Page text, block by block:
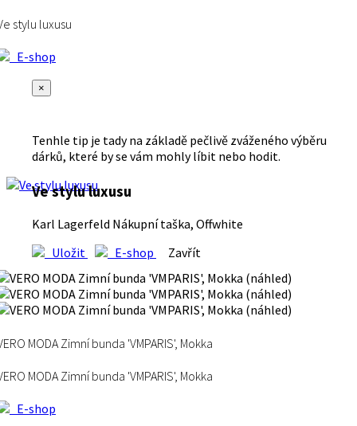
stylu luxusu
E-shop
×
Tenhle tip je tady na základě pečlivě zváženého výběru
dárků, které by se vám mohly líbit nebo hodit.
Ve stylu luxusu
Karl Lagerfeld Nákupní taška, Offwhite
Uložit
E-shop Zavřít
MODA Zimní bunda 'VMPARIS', Mokka
MODA Zimní bunda 'VMPARIS', Mokka
E-shop